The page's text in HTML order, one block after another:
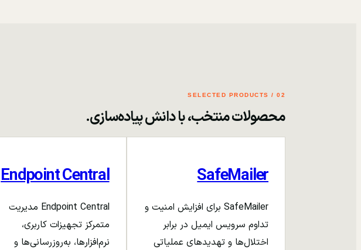
02 / SELECTED PRODUCTS
محصولات منتخب، با دانش پیاده‌سازی.
SafeMailer
SafeMailer برای افزایش امنیت و
تداوم سرویس ایمیل در برابر
اختلال‌ها و تهدیدهای عملیاتی
Endpoint Central
Endpoint Central مدیریت
متمرکز تجهیزات کاربری،
نرم‌افزارها، به‌روزرسانی‌ها و